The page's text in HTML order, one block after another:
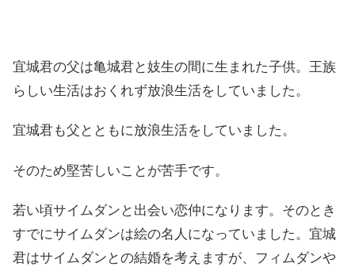
宜城君の父は亀城君と妓生の間に生まれた子供。王族
らしい生活はおくれず放浪生活をしていました。
宜城君も父とともに放浪生活をしていました。
そのため堅苦しいことが苦手です。
若い頃サイムダンと出会い恋仲になります。そのとき
すでにサイムダンは絵の名人になっていました。宜城
君はサイムダンとの結婚を考えますが、フィムダンや